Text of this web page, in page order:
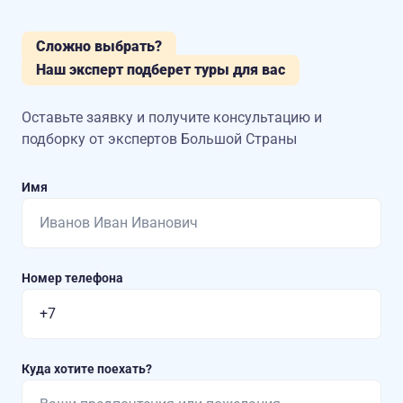
Сложно выбрать?
Наш эксперт подберет туры для вас
Оставьте заявку и получите консультацию и
подборку от экспертов Большой Страны
Имя
Номер телефона
Куда хотите поехать?